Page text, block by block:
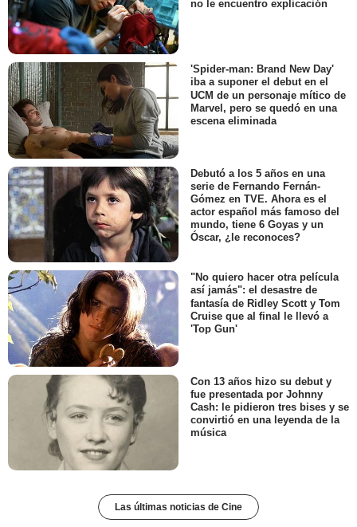
no le encuentro explicación
'Spider-man: Brand New Day'
iba a suponer el debut en el
UCM de un personaje mítico de
Marvel, pero se quedó en una
escena eliminada
Debutó a los 5 años en una
serie de Fernando Fernán-
Gómez en TVE. Ahora es el
actor español más famoso del
mundo, tiene 6 Goyas y un
Óscar, ¿le reconoces?
"No quiero hacer otra película
así jamás": el desastre de
fantasía de Ridley Scott y Tom
Cruise que al final le llevó a
'Top Gun'
Con 13 años hizo su debut y
fue presentada por Johnny
Cash: le pidieron tres bises y se
convirtió en una leyenda de la
música
Las últimas noticias de Cine